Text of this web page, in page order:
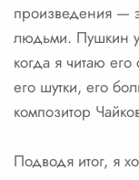
произведения —
людьми. Пушкин
когда я читаю
его шутки, его
композитор
Подводя итог, я